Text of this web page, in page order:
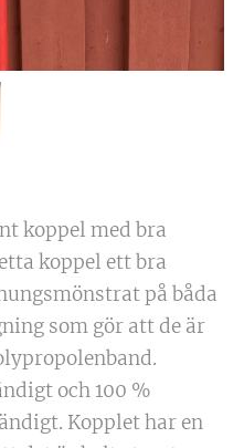
koppel med bra
koppel ett bra
på båda
som gör att de är
och 100 %
Kopplet har en